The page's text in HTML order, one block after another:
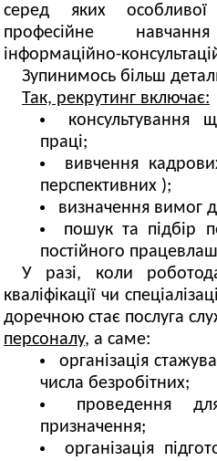
серед яких особливої
професійне
інформаційно-
Зупинимось більш
Так, рекрутинг включає:
консультування
праці;
вивчення
перспективних );
визначення вимог
пошук та підбір
постійного
У разі, коли
кваліфікації чи
доречною стає послуга
персоналу, а саме:
організація
числа безробітних;
проведення
призначення;
організація